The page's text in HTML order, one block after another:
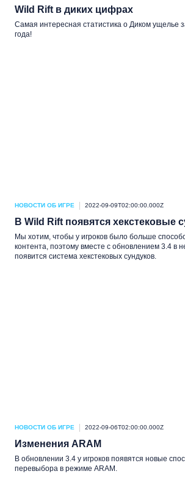
Wild Rift в диких цифрах
Самая интересная статистика о Диком ущелье
года!
НОВОСТИ ОБ ИГРЕ 2022-09-09T02:00:00.000Z
В Wild Rift появятся хекстековые
Мы хотим, чтобы у игроков было больше
контента, поэтому вместе с обновлением 3.4 в
появится система хекстековых сундуков.
НОВОСТИ ОБ ИГРЕ 2022-09-06T02:00:00.000Z
Изменения ARAM
В обновлении 3.4 у игроков появятся новые
перевыбора в режиме ARAM.